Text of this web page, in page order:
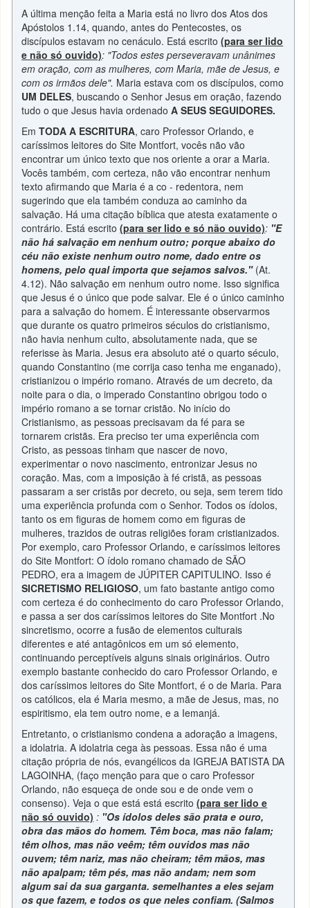
A última menção feita a Maria está no livro dos Atos dos
Apóstolos 1.14, quando, antes do Pentecostes, os
discípulos estavam no cenáculo. Está escrito(para ser lido
e não só ouvido): "Todos estes perseveravam unânimes
em oração, com as mulheres, com Maria, mãe de Jesus, e
com os irmãos dele". Maria estava com os discípulos, como
UM DELES, buscando o Senhor Jesus em oração, fazendo
tudo o que Jesus havia ordenadoA SEUS SEGUIDORES.
EmTODA A ESCRITURA, caro Professor Orlando, e
caríssimos leitores do Site Montfort, vocês não vão
encontrar um único texto que nos oriente a orar a Maria.
Vocês também, com certeza, não vão encontrar nenhum
texto afirmando que Maria é a co - redentora, nem
sugerindo que ela também conduza ao caminho da
salvação. Há uma citação bíblica que atesta exatamente o
contrário. Está escrito(para ser lido e só não ouvido): "E
não há salvação em nenhum outro; porque abaixo do
céu não existe nenhum outro nome, dado entre os
homens, pelo qual importa que sejamos salvos."(At.
4.12). Não salvação em nenhum outro nome. Isso significa
que Jesus é o único que pode salvar. Ele é o único caminho
para a salvação do homem. É interessante observarmos
que durante os quatro primeiros séculos do cristianismo,
não havia nenhum culto, absolutamente nada, que se
referisse às Maria. Jesus era absoluto até o quarto século,
quando Constantino (me corrija caso tenha me enganado),
cristianizou o império romano. Através de um decreto, da
noite para o dia, o imperado Constantino obrigou todo o
império romano a se tornar cristão. No início do
Cristianismo, as pessoas precisavam da fé para se
tornarem cristãs. Era preciso ter uma experiência com
Cristo, as pessoas tinham que nascer de novo,
experimentar o novo nascimento, entronizar Jesus no
coração. Mas, com a imposição à fé cristã, as pessoas
passaram a ser cristãs por decreto, ou seja, sem terem tido
uma experiência profunda com o Senhor. Todos os ídolos,
tanto os em figuras de homem como em figuras de
mulheres, trazidos de outras religiões foram cristianizados.
Por exemplo, caro Professor Orlando, e caríssimos leitores
do Site Montfort: O ídolo romano chamado de SÃO
PEDRO, era a imagem de JÚPITER CAPITULINO. Isso é
SICRETISMO RELIGIOSO, um fato bastante antigo como
com certeza é do conhecimento do caro Professor Orlando,
e passa a ser dos caríssimos leitores do Site Montfort .No
sincretismo, ocorre a fusão de elementos culturais
diferentes e até antagônicos em um só elemento,
continuando perceptíveis alguns sinais originários. Outro
exemplo bastante conhecido do caro Professor Orlando, e
dos caríssimos leitores do Site Montfort, é o de Maria. Para
os católicos, ela é Maria mesmo, a mãe de Jesus, mas, no
espiritismo, ela tem outro nome, e a Iemanjá.
Entretanto, o cristianismo condena a adoração a imagens,
a idolatria. A idolatria cega às pessoas. Essa não é uma
citação própria de nós, evangélicos da IGREJA BATISTA DA
LAGOINHA, (faço menção para que o caro Professor
Orlando, não esqueça de onde sou e de onde vem o
consenso). Veja o que está está escrito(para ser lido e
não só ouvido) : "Os ídolos deles são prata e ouro,
obra das mãos do homem. Têm boca, mas não falam;
têm olhos, mas não veêm; têm ouvidos mas não
ouvem; têm nariz, mas não cheiram; têm mãos, mas
não apalpam; têm pés, mas não andam; nem som
algum sai da sua garganta. semelhantes a eles sejam
os que fazem, e todos os que neles confiam. (Salmos